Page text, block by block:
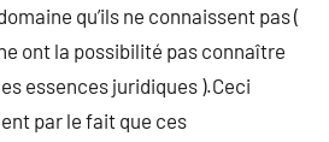
qu’ils ne connaissent pas (
ont la possibilité pas connaître
essences juridiques ).Ceci
par le fait que ces